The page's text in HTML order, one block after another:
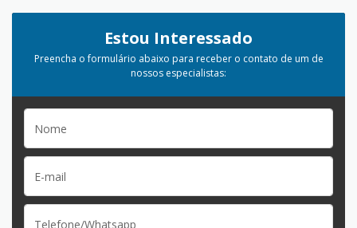
Estou Interessado
Preencha o formulário abaixo para receber o contato de um de
nossos especialistas: